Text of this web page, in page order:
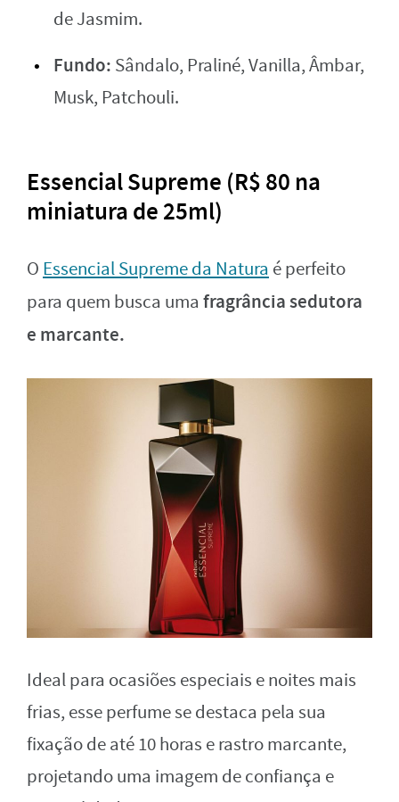
de Jasmim.
Fundo: Sândalo, Praliné, Vanilla, Âmbar,
Musk, Patchouli.
Essencial Supreme (R$ 80 na
miniatura de 25ml)
O Essencial Supreme da Natura é perfeito
para quem busca uma fragrância sedutora
e marcante.
Ideal para ocasiões especiais e noites mais
frias, esse perfume se destaca pela sua
fixação de até 10 horas e rastro marcante,
projetando uma imagem de confiança e